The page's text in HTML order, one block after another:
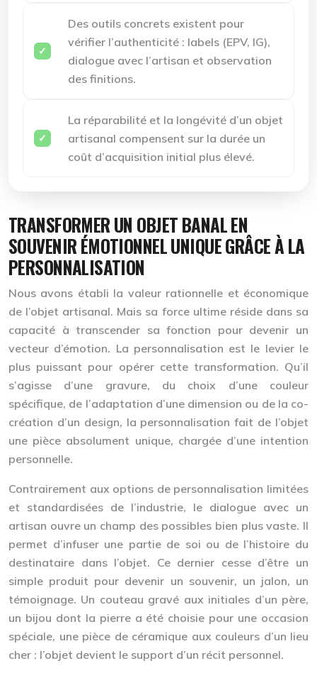
Des outils concrets existent pour
vérifier l’authenticité : labels (EPV, IG),
dialogue avec l’artisan et observation
des finitions.
La réparabilité et la longévité d’un objet
artisanal compensent sur la durée un
coût d’acquisition initial plus élevé.
TRANSFORMER UN OBJET BANAL EN
SOUVENIR ÉMOTIONNEL UNIQUE GRÂCE À LA
PERSONNALISATION
Nous avons établi la valeur rationnelle et économique
de l’objet artisanal. Mais sa force ultime réside dans sa
capacité à transcender sa fonction pour devenir un
vecteur d’émotion. La personnalisation est le levier le
plus puissant pour opérer cette transformation. Qu’il
s’agisse d’une gravure, du choix d’une couleur
spécifique, de l’adaptation d’une dimension ou de la co-
création d’un design, la personnalisation fait de l’objet
une pièce absolument unique, chargée d’une intention
personnelle.
Contrairement aux options de personnalisation limitées
et standardisées de l’industrie, le dialogue avec un
artisan ouvre un champ des possibles bien plus vaste. Il
permet d’infuser une partie de soi ou de l’histoire du
destinataire dans l’objet. Ce dernier cesse d’être un
simple produit pour devenir un souvenir, un jalon, un
témoignage. Un couteau gravé aux initiales d’un père,
un bijou dont la pierre a été choisie pour une occasion
spéciale, une pièce de céramique aux couleurs d’un lieu
cher : l’objet devient le support d’un récit personnel.